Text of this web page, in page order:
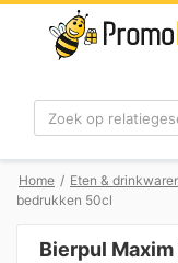
Zoek
Home / Eten &
bedrukken 50cl
Bierpul